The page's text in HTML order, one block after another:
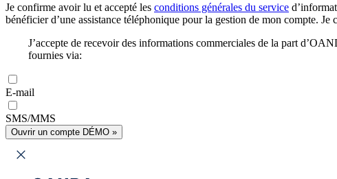
Je confirme avoir lu et accepté les conditions générales du service
bénéficier d’une assistance téléphonique pour la gestion de mon compte.
J’accepte de recevoir des informations commerciales de la part
fournies via:
E-mail
SMS/MMS
Ouvrir un compte DÉMO »